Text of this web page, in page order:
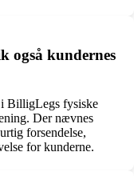
også kundernes
i BilligLegs fysiske
Der nævnes
forsendelse,
for kunderne.